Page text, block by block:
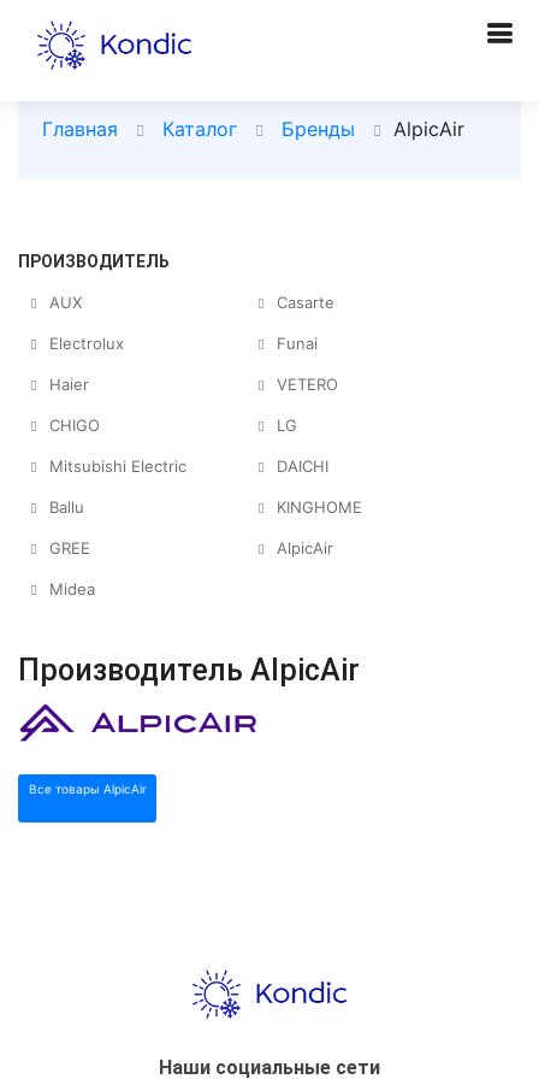
Главная Каталог Бренды AlpicAir
ПРОИЗВОДИТЕЛЬ
AUX Casarte
Electrolux Funai
Haier VETERO
CHIGO LG
Mitsubishi Electric DAICHI
Ballu KINGHOME
GREE AlpicAir
Midea
Производитель AlpicAir
Все товары AlpicAir
Наши социальные сети